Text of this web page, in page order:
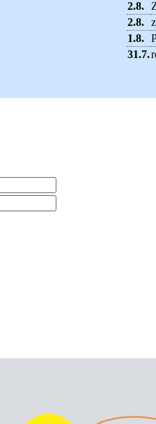
2.8.
2.8.
1.8.
31.7.